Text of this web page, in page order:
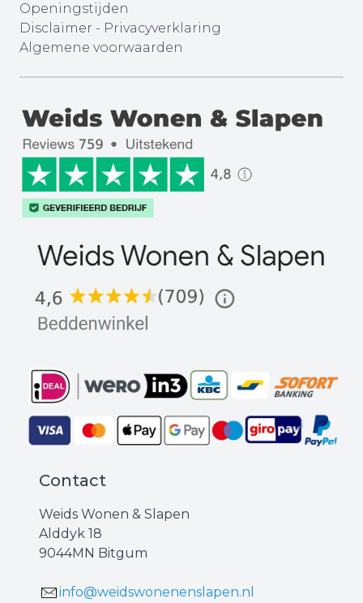
Openingstijden
Disclaimer - Privacyverklaring
Algemene voorwaarden
Contact
Weids Wonen & Slapen
Alddyk 18
9044MN Bitgum
info@weidswonenenslapen.nl